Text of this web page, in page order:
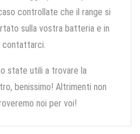
controllate che il range si
sulla vostra batteria e in
contattarci.
state utili a trovare la
benissimo! Altrimenti non
noi per voi!